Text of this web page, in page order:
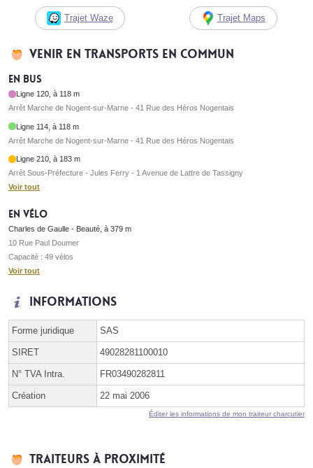
Trajet Waze Trajet Maps
Venir en transports en commun
En bus
Ligne 120, à 118 m
Arrêt Marche de Nogent-sur-Marne - 41 Rue des Héros Nogentais
Ligne 114, à 118 m
Arrêt Marche de Nogent-sur-Marne - 41 Rue des Héros Nogentais
Ligne 210, à 183 m
Arrêt Sous-Préfecture - Jules Ferry - 1 Avenue de Lattre de Tassigny
Voir tout
En vélo
Charles de Gaulle - Beauté, à 379 m
10 Rue Paul Doumer
Capacité : 49 vélos
Voir tout
Informations
Forme juridique SAS
SIRET 49028281100010
N° TVA Intra. FR03490282811
Création 22 mai 2006
Éditer les informations de mon traiteur charcutier
Traiteurs à proximité